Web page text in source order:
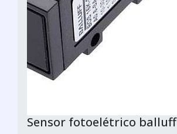
Sensor fotoelétrico balluff